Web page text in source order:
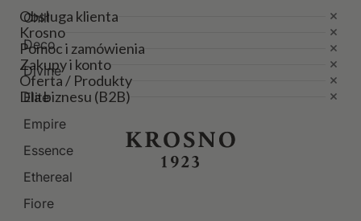
Chill
Deco
Divine
Elite
Empire
Essence
Ethereal
Fiore
Obsługa klienta
Krosno
Pomoc i zamówienia
Zakupy i konto
Oferta / Produkty
Dla biznesu (B2B)